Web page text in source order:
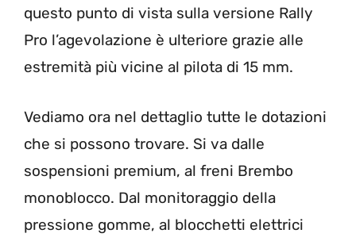
questo punto di vista sulla versione Rally
Pro l’agevolazione è ulteriore grazie alle
estremità più vicine al pilota di 15 mm.
Vediamo ora nel dettaglio tutte le dotazioni
che si possono trovare. Si va dalle
sospensioni premium, al freni Brembo
monoblocco. Dal monitoraggio della
pressione gomme, al blocchetti elettrici